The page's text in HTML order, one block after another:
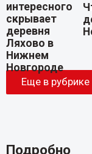
Еще в рубрике
Подробно